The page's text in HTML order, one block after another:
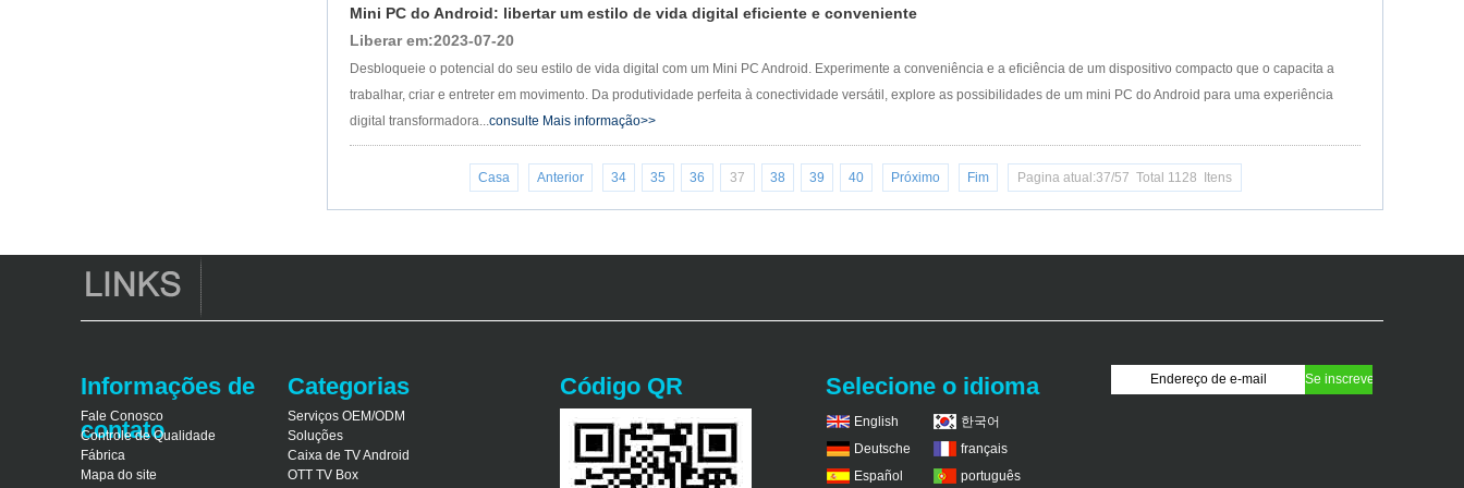
Mini PC do Android: libertar um estilo de vida digital eficiente e conveniente
Liberar em:2023-07-20
Desbloqueie o potencial do seu estilo de vida digital com um Mini PC Android. Experimente a conveniência e a eficiência de um dispositivo compacto que o capacita a
trabalhar, criar e entreter em movimento. Da produtividade perfeita à conectividade versátil, explore as possibilidades de um mini PC do Android para uma experiência
digital transformadora... consulte Mais informação>>
Casa Anterior 34 35 36 37 38 39 40 Próximo Fim Pagina atual:37/57 Total 1128 Itens
Informações de
contato
Fale Conosco
Controle de Qualidade
Fábrica
Mapa do site
Categorias
Serviços OEM/ODM
Soluções
Caixa de TV Android
OTT TV Box
Código QR Selecione o idioma
English
한국어
Deutsche
français
Español
português